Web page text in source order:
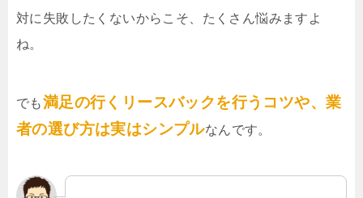
対に失敗したくないからこそ、たくさん悩みますよ
ね。
でも満足の行くリースバックを行うコツや、業
者の選び方は実はシンプルなんです。